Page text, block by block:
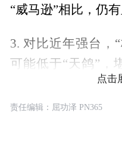
“威马逊”相比，仍有
3. 对比近年强台，
可能低于“天鸽”，
来影响中国特别是
强度和致灾潜力依
愿所有身处影响区
点击
责任编辑：屈功泽 PN365